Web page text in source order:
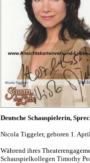
Deutsche Schauspielerin,
Nicola Tiggeler, geboren 1.
Während ihres
Schauspielkollegen Timothy